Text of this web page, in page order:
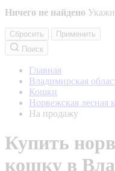
Ничего не найдено
Сбросить
Применить
Поиск
Главная
Владимирская
Кошки
Норвежская лесная
На продажу
Купить
кошку в